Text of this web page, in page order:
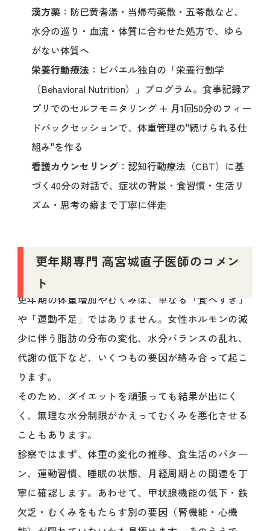
漢方薬：防已黄耆湯・当帰芍薬散・五苓散など、
水分の巡り・血流・体質に合わせた処方で、ゆら
がない体質へ
栄養行動療法 ：ビバエル独自の「栄養行動学
（Behavioral Nutrition）」プログラム。食事記録ア
プリでのセルフモニタリング + 月1回50分のフィー
ドバックセッションで、体重管理の"続けられる仕
組み"を作る
看護カウンセリング：認知行動療法（CBT）に基
づく40分の対話で、症状の背景・食習慣・生活リ
ズム・思考の癖まで丁寧に伴走
更年期専門 高宮城直子医師のコメン
ト
更年期の体重増加やむくみは、単なる「食べすぎ」
や「運動不足」ではありません。女性ホルモンの減
少に伴う脂肪の分布の変化、水分バランスの乱れ、
代謝の低下など、いくつもの要因が絡み合って起こ
ります。
そのため、ダイエットを頑張っても結果が出にく
く、無理な水分制限がかえってむくみを悪化させる
こともあります。
診察ではまず、体重の変化の推移、食生活のパター
ン、運動習慣、睡眠の状態、月経周期との関連を丁
寧に確認します。あわせて、甲状腺機能の低下・鉄
欠乏・むくみをもたらす別の要因（腎機能・心機